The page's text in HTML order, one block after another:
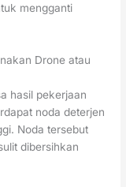
mengganti
Drone atau
hasil pekerjaan
noda deterjen
Noda tersebut
dibersihkan